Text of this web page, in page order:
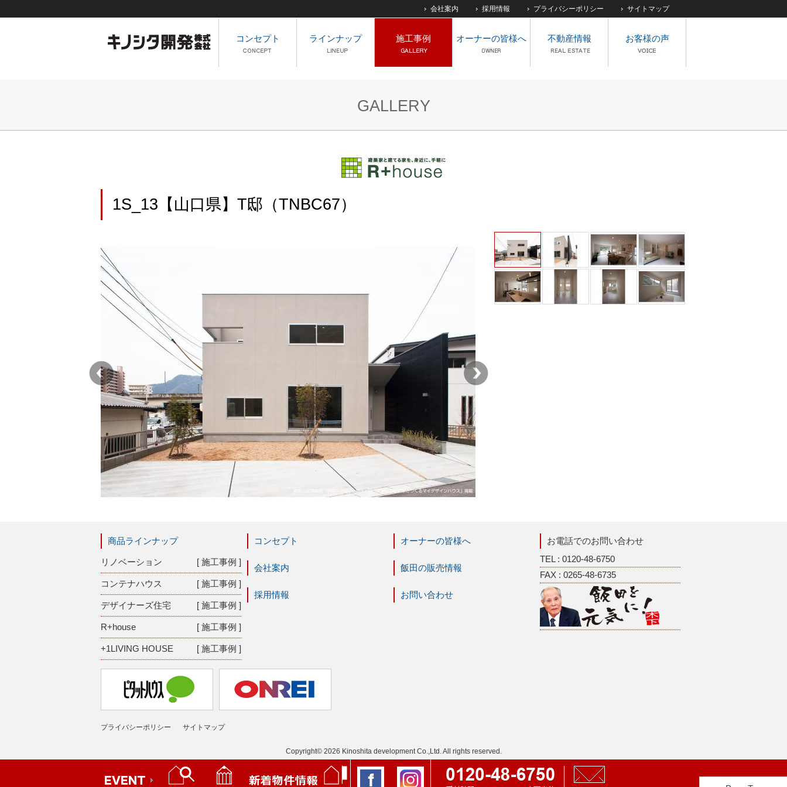
会社案内 採用情報 プライバシーポリシー サイトマップ
コンセプト ラインナップ 施工事例 オーナーの皆様へ 不動産情報 お客様の声
GALLERY
1S_13【山口県】T邸（TNBC67）
商品ラインナップ
リノベーション [ 施工事例 ]
コンテナハウス [ 施工事例 ]
デザイナーズ住宅 [ 施工事例 ]
R+house [ 施工事例 ]
+1LIVING HOUSE [ 施工事例 ]
コンセプト
会社案内
採用情報
オーナーの皆様へ
飯田の販売情報
お問い合わせ
お電話でのお問い合わせ
TEL : 0120-48-6750
FAX : 0265-48-6735
プライバシーポリシー サイトマップ
Copyright© 2026 Kinoshita development Co.,Ltd. All rights reserved.